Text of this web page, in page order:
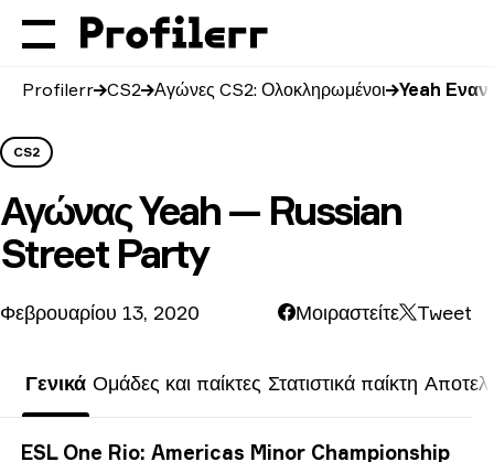
Profilerr CS2 Αγώνες CS2: Ολοκληρωμένοι Yeah
CS2
ΑγώναςYeah — Russian
Street Party
Φεβρουαρίου 13, 2020 Μοιραστείτε Tweet
Γενικά Ομάδες και παίκτες Στατιστικά παίκτη
Πληροφορίες τουρνουά
ESL One Rio: Americas Minor Championship